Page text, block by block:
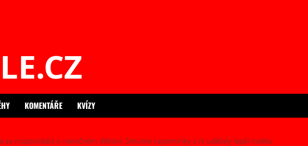
KOMENTÁŘE KVÍZY
se rozpovídala o náročném dětství. Smutné vzpomínky z ní udělaly lepší matku